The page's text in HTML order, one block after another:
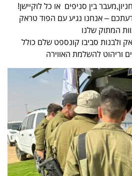
!אירועי שטח, בית פרטי, חניון,מעבר בין סניפים או כל לוקיישן
– אנחנו נגיע עם הפוד טראק
המתוק שלנו
ולבנות סביבו קונספט שלם כולל